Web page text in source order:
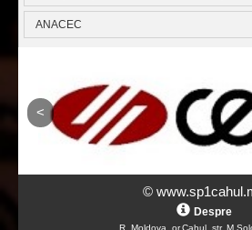
ANACEC
©
Despre
R. Moldova, or.Cahul, str.